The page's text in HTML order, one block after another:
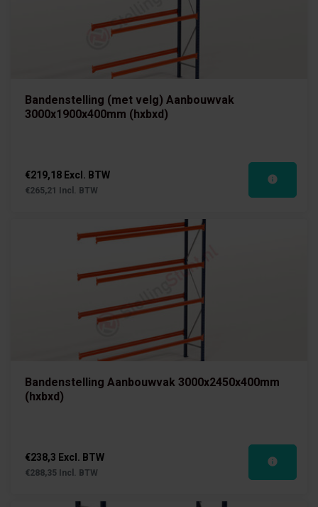
Bandenstelling (met velg) Aanbouwvak
3000x1900x400mm (hxbxd)
€219,18 Excl. BTW
€265,21 Incl. BTW
Bandenstelling Aanbouwvak 3000x2450x400mm
(hxbxd)
€238,3 Excl. BTW
€288,35 Incl. BTW